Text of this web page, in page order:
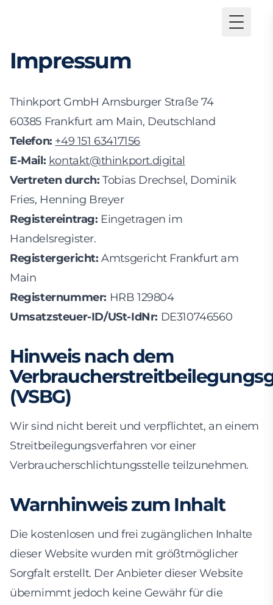
Toggle
Impressum
Thinkport GmbH Arnsburger Straße 74
60385 Frankfurt am Main, Deutschland
Telefon: +49 151 63417156
E-Mail: kontakt@thinkport.digital
Vertreten durch: Tobias Drechsel, Dominik
Fries, Henning Breyer
Registereintrag: Eingetragen im
Handelsregister.
Registergericht: Amtsgericht Frankfurt am
Main
Registernummer: HRB 129804
Umsatzsteuer-ID/USt-IdNr: DE310746560
Hinweis nach dem
(VSBG)
Wir sind nicht bereit und verpflichtet, an einem
Streitbeilegungsverfahren vor einer
Verbraucherschlichtungsstelle teilzunehmen.
Warnhinweis zum Inhalt
Die kostenlosen und frei zugänglichen Inhalte
dieser Website wurden mit größtmöglicher
Sorgfalt erstellt. Der Anbieter dieser Website
übernimmt jedoch keine Gewähr für die